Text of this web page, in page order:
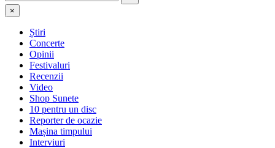
×
Știri
Concerte
Opinii
Festivaluri
Recenzii
Video
Shop Sunete
10 pentru un disc
Reporter de ocazie
Mașina timpului
Interviuri